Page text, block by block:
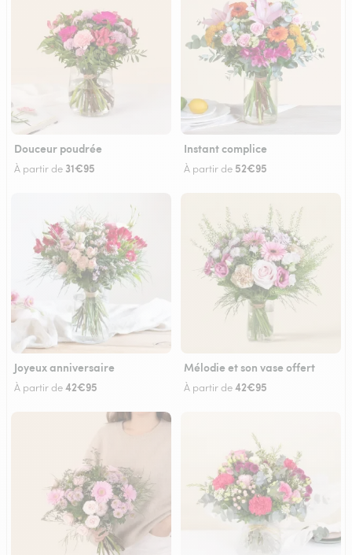
Douceur poudrée
À partir de 31€95
Instant complice
À partir de 52€95
Joyeux anniversaire
À partir de42€95
Mélodie et son vase offert
À partir de42€95